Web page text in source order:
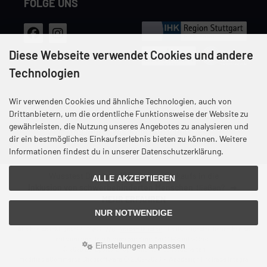
FOLGE UNS
Versandkosten Datenschutz Unsere AGB
Impressum
Widerrufsrecht & Widerrufsformular
Wusstest Du, dass 12% Deines Einkaufs in die
MEHR ERFAHREN
© 2026 SD-Sports-Shop • Alle Rechte vorbehalten
Diese Webseite verwendet Cookies und andere
Technologien
Wir verwenden Cookies und ähnliche Technologien, auch von
Drittanbietern, um die ordentliche Funktionsweise der Website zu
gewährleisten, die Nutzung unseres Angebotes zu analysieren und
dir ein bestmögliches Einkaufserlebnis bieten zu können. Weitere
Informationen findest du in unserer Datenschutzerklärung.
ALLE AKZEPTIEREN
NUR NOTWENDIGE
Einstellungen anpassen